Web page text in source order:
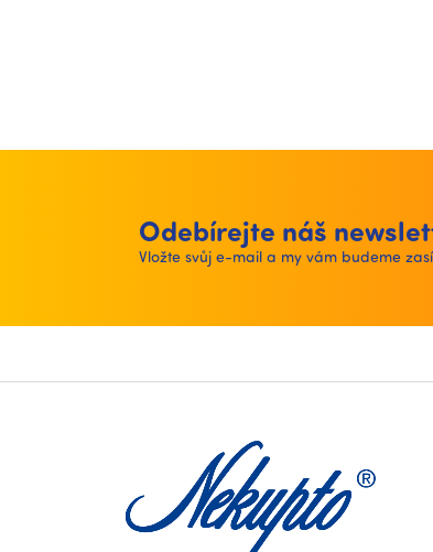
Odebírejte náš
Vložte svůj e-mail a my vám budeme
Z
p